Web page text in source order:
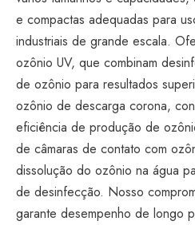
e compactas adequadas para
industriais de grande escala.
ozônio UV, que combinam
de ozônio para resultados
ozônio de descarga corona,
eficiência de produção de
de câmaras de contato com
dissolução do ozônio na água
de desinfecção. Nosso
garante desempenho de longo